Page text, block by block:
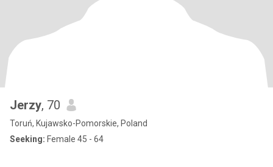
Jerzy, 70
Toruń, Kujawsko-Pomorskie, Poland
Seeking: Female 45 - 64